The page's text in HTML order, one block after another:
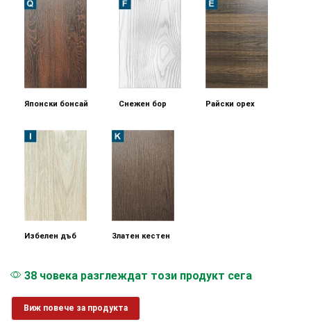
Японски бонсай Снежен бор Райски орех
Избелен дъб Златен кестен
38 човека разглеждат този продукт сега
Виж повече за продукта